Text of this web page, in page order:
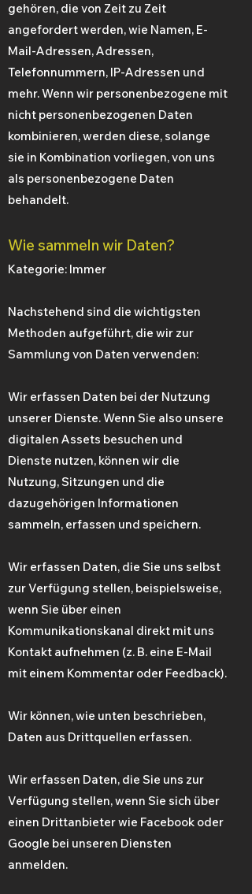
gehören, die von Zeit zu Zeit
angefordert werden, wie Namen, E-
Mail-Adressen, Adressen,
Telefonnummern, IP-Adressen und
mehr. Wenn wir personenbezogene mit
nicht personenbezogenen Daten
kombinieren, werden diese, solange
sie in Kombination vorliegen, von uns
als personenbezogene Daten
behandelt.
Wie sammeln wir Daten?
Kategorie: Immer
Nachstehend sind die wichtigsten
Methoden aufgeführt, die wir zur
Sammlung von Daten verwenden:
Wir erfassen Daten bei der Nutzung
unserer Dienste. Wenn Sie also unsere
digitalen Assets besuchen und
Dienste nutzen, können wir die
Nutzung, Sitzungen und die
dazugehörigen Informationen
sammeln, erfassen und speichern.
Wir erfassen Daten, die Sie uns selbst
zur Verfügung stellen, beispielsweise,
wenn Sie über einen
Kommunikationskanal direkt mit uns
Kontakt aufnehmen (z. B. eine E-Mail
mit einem Kommentar oder Feedback).
Wir können, wie unten beschrieben,
Daten aus Drittquellen erfassen.
Wir erfassen Daten, die Sie uns zur
Verfügung stellen, wenn Sie sich über
einen Drittanbieter wie Facebook oder
Google bei unseren Diensten
anmelden.